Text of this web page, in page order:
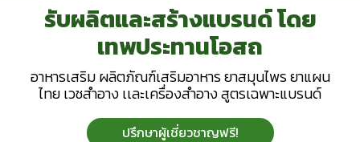
รับผลิตและสร้างแบรนด์โดย
เทพประทานโอสถ
อาหารเสริมผลิตภัณฑ์เสริมอาหารยาสมุนไพรยาแผน
ไทยเวชสำอางเเละเครื่องสำอางสูตรเฉพาะแบรนด์
ปรึกษาผู้เชี่ยวชาญฟรี!